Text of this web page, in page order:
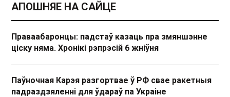
АПОШНЯЕ НА САЙЦЕ
Праваабаронцы: падстаў казаць пра змяншэнне
ціску няма. Хронікі рэпрэсій 6 жніўня
Паўночная Карэя разгортвае ў РФ свае ракетныя
падраздзяленні для ўдараў па Украіне